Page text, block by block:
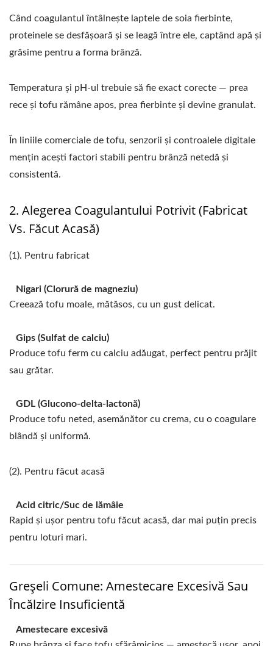
Când coagulantul întâlnește laptele de soia fierbinte,
proteinele se desfășoară și se leagă între ele, captând apă și
grăsime pentru a forma brânză.
Temperatura și pH-ul trebuie să fie exact corecte — prea
rece și tofu rămâne apos, prea fierbinte și devine granulat.
În liniile comerciale de tofu, senzorii și controalele digitale
mențin acești factori stabili pentru brânză netedă și
consistentă.
2. Alegerea Coagulantului Potrivit (fabricat
Vs. Făcut Acasă)
(1). Pentru fabricat
Nigari (Clorură de magneziu)
Creează tofu moale, mătăsos, cu un gust delicat.
Gips (Sulfat de calciu)
Produce tofu ferm cu calciu adăugat, perfect pentru prăjit
sau grătar.
GDL (Glucono-delta-lactonă)
Produce tofu neted, asemănător cu crema, cu o coagulare
blândă și uniformă.
(2). Pentru făcut acasă
Acid citric/Suc de lămâie
Rapid și ușor pentru tofu făcut acasă, dar mai puțin precis
pentru loturi mari.
Greșeli Comune: Amestecare Excesivă Sau
Încălzire Insuficientă
Amestecare excesivă